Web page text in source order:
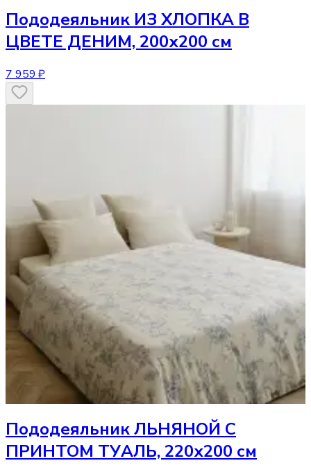
Пододеяльник ИЗ ХЛОПКА В
ЦВЕТЕ ДЕНИМ, 200х200 см
7 959 ₽
ПододеяльникЛЬНЯНОЙ С
ПРИНТОМ ТУАЛЬ, 220х200 см